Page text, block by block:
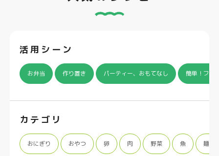
活用シーン
お弁当 作り置き パーティー、おもてなし 簡単！フラ
カテゴリ
おにぎり おやつ 卵 肉 野菜 魚 麺類